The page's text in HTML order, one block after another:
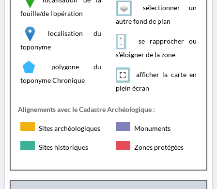
fouille/de l'opération
localisation du
toponyme
polygone du
toponyme Chronique
sélectionner un
autre fond de plan
se rapprocher ou
s'éloigner de la zone
afficher la carte en
plein écran
Alignements avec le Cadastre Archéologique :
Sites archéologiques Monuments
Sites historiques Zones protégées